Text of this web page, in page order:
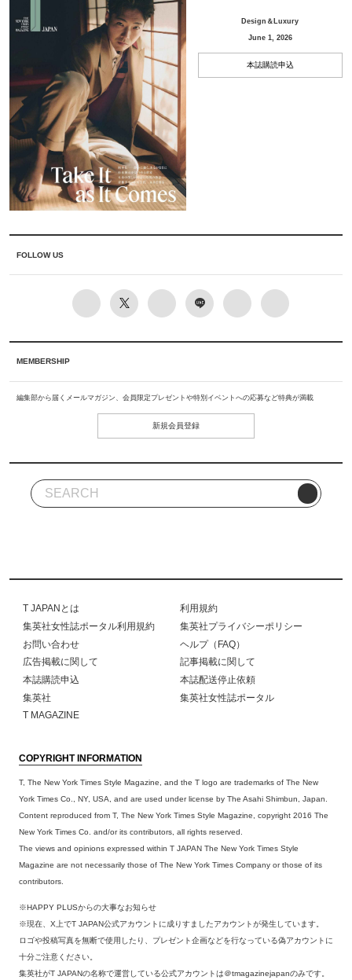
Design＆Luxury
June 1, 2026
本誌購読申込
FOLLOW US
MEMBERSHIP
編集部から届くメールマガジン、会員限定プレゼントや特別イベントへの応募など特典が満載
新規会員登録
T JAPANとは
利用規約
集英社女性誌ポータル利用規約
集英社プライバシーポリシー
お問い合わせ
ヘルプ（FAQ）
広告掲載に関して
記事掲載に関して
本誌購読申込
本誌配送停止依頼
集英社
集英社女性誌ポータル
T MAGAZINE
COPYRIGHT INFORMATION
T, The New York Times Style Magazine, and the T logo are trademarks of The New
York Times Co., NY, USA, and are used under license by The Asahi Shimbun, Japan.
Content reproduced from T, The New York Times Style Magazine, copyright 2016 The
New York Times Co. and/or its contributors, all rights reserved.
The views and opinions expressed within T JAPAN The New York Times Style
Magazine are not necessarily those of The New York Times Company or those of its
contributors.
※HAPPY PLUSからの大事なお知らせ
※現在、X上でT JAPAN公式アカウントに成りすましたアカウントが発生しています。
ロゴや投稿写真を無断で使用したり、プレゼント企画などを行なっている偽アカウントに
十分ご注意ください。
集英社がT JAPANの名称で運営している公式アカウントは＠tmagazinejapanのみです。